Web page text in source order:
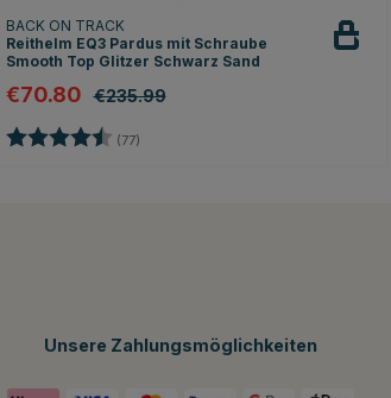
BACK ON TRACK
Reithelm EQ3 Pardus mit Schraube
Smooth Top Glitzer Schwarz Sand
€70.80 €235.99
Bewertung: (77)
Unsere Zahlungsmöglichkeiten